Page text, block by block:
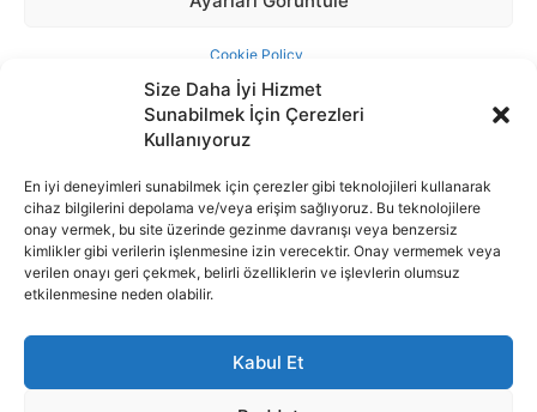
Size Daha İyi Hizmet
Sunabilmek İçin Çerezleri
Kullanıyoruz
En iyi deneyimleri sunabilmek için çerezler gibi teknolojileri kullanarak
cihaz bilgilerini depolama ve/veya erişim sağlıyoruz. Bu teknolojilere
onay vermek, bu site üzerinde gezinme davranışı veya benzersiz
kimlikler gibi verilerin işlenmesine izin verecektir. Onay vermemek veya
verilen onayı geri çekmek, belirli özelliklerin ve işlevlerin olumsuz
etkilenmesine neden olabilir.
Kabul Et
İnternet portalımızda yer alan tüm haber metini, resim ve benzeri
içeriğin hakları Sigortamedya Yayıncılık A.Ş.'ye aittir. Hiçbir şekilde
basılı ya da elektronik bir ortamda, kaynak gösterilse bile izin
alınmadan kullanılamaz.